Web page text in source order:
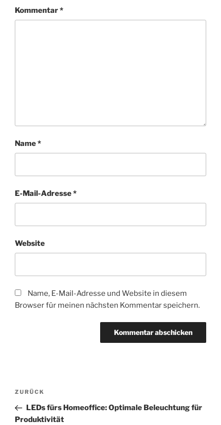
Kommentar*
Name*
E-Mail-Adresse*
Website
Name, E-Mail-Adresse und Website in diesem
Browser für meinen nächsten Kommentar speichern.
Beitragsnavigation
Vorheriger
Beitrag
ZURÜCK
LEDs fürs Homeoffice: Optimale Beleuchtung für
Produktivität